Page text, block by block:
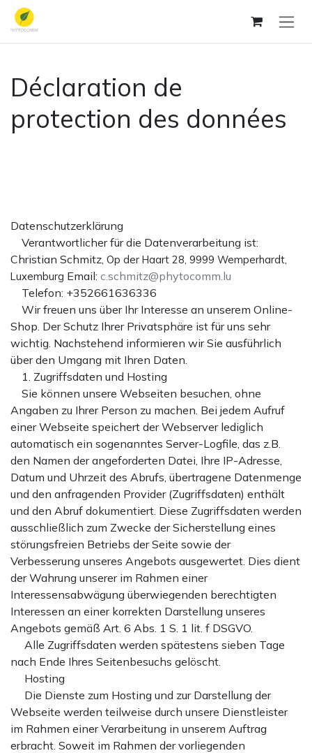
Se rendre au contenu
Déclaration de
protection des données
Datenschutzerklärung
Verantwortlicher für die Datenverarbeitung ist:
Christian Schmitz, Op der Haart 28, 9999 Wemperhardt,
Luxemburg Email: c.schmitz@phytocomm.lu
Telefon: +352661636336
Wir freuen uns über Ihr Interesse an unserem Online-
Shop. Der Schutz Ihrer Privatsphäre ist für uns sehr
wichtig. Nachstehend informieren wir Sie ausführlich
über den Umgang mit Ihren Daten.
1. Zugriffsdaten und Hosting
Sie können unsere Webseiten besuchen, ohne
Angaben zu Ihrer Person zu machen. Bei jedem Aufruf
einer Webseite speichert der Webserver lediglich
automatisch ein sogenanntes Server-Logfile, das z.B.
den Namen der angeforderten Datei, Ihre IP-Adresse,
Datum und Uhrzeit des Abrufs, übertragene Datenmenge
und den anfragenden Provider (Zugriffsdaten) enthält
und den Abruf dokumentiert. Diese Zugriffsdaten werden
ausschließlich zum Zwecke der Sicherstellung eines
störungsfreien Betriebs der Seite sowie der
Verbesserung unseres Angebots ausgewertet. Dies dient
der Wahrung unserer im Rahmen einer
Interessensabwägung überwiegenden berechtigten
Interessen an einer korrekten Darstellung unseres
Angebots gemäß Art. 6 Abs. 1 S. 1 lit. f DSGVO.
Alle Zugriffsdaten werden spätestens sieben Tage
nach Ende Ihres Seitenbesuchs gelöscht.
Hosting
Die Dienste zum Hosting und zur Darstellung der
Webseite werden teilweise durch unsere Dienstleister
im Rahmen einer Verarbeitung in unserem Auftrag
erbracht. Soweit im Rahmen der vorliegenden